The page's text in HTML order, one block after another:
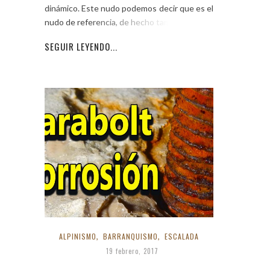
dinámico. Este nudo podemos decir que es el
nudo de referencia, de hecho también le
SEGUIR LEYENDO...
ALPINISMO, BARRANQUISMO, ESCALADA
19 febrero, 2017